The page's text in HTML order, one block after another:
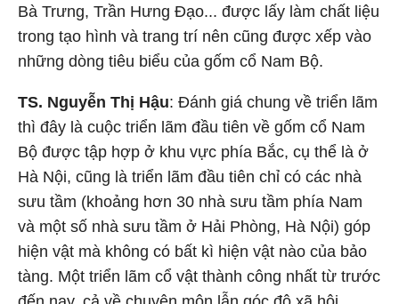
Bà Trưng, Trần Hưng Đạo... được lấy làm chất liệu
trong tạo hình và trang trí nên cũng được xếp vào
những dòng tiêu biểu của gốm cổ Nam Bộ.
TS. Nguyễn Thị Hậu: Đánh giá chung về triển lãm
thì đây là cuộc triển lãm đầu tiên về gốm cổ Nam
Bộ được tập hợp ở khu vực phía Bắc, cụ thể là ở
Hà Nội, cũng là triển lãm đầu tiên chỉ có các nhà
sưu tầm (khoảng hơn 30 nhà sưu tầm phía Nam
và một số nhà sưu tầm ở Hải Phòng, Hà Nội) góp
hiện vật mà không có bất kì hiện vật nào của bảo
tàng. Một triển lãm cổ vật thành công nhất từ trước